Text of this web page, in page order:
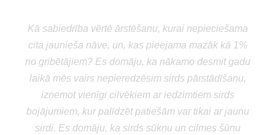
Kā sabiedrība vērtē ārstēšanu, kurai nepieciešama
cita jaunieša nāve, un, kas pieejama mazāk kā 1%
no gribētājiem? Es domāju, ka nākamo desmit gadu
laikā mēs vairs nepieredzēsim sirds pārstādīšanu,
izņemot vienīgi cilvēkiem ar iedzimtiem sirds
bojājumiem, kur palīdzēt patiešām var tikai ar jaunu
sirdi. Es domāju, ka sirds sūkņu un cilmes šūnu